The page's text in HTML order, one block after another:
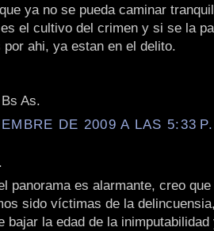
ya no se pueda caminar
el cultivo del crimen y si se la
por ahi, ya estan en el delito.
As.
DE 2009 A LAS 5:33
panorama es alarmante, creo
sido víctimas de la
bajar la edad de la